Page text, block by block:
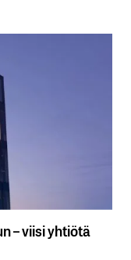
– viisi yhtiötä